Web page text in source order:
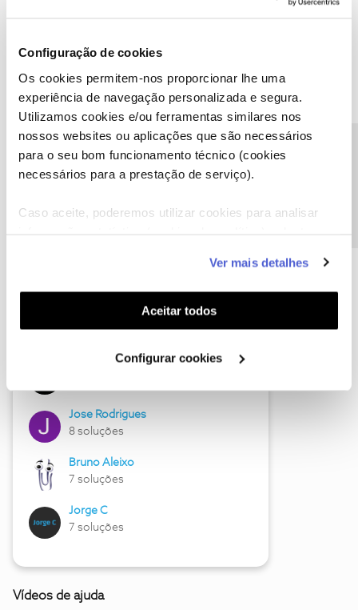
Configuração de cookies
Os cookies permitem-nos proporcionar lhe uma
experiência de navegação personalizada e segura.
Utilizamos cookies e/ou ferramentas similares nos
nossos websites ou aplicações que são necessários
para o seu bom funcionamento técnico (cookies
necessários para a prestação de serviço).
Caso aceite, poderemos utilizar cookies para analisar
funcionalidades (cookies de personalização e
funcionalidade) e adaptar anúncios aos seus interesses
(cookies de publicidade personalizada). Pode gerir a
utilização dos cookies clicando em "Configurar
Ver mais detalhes
Aceitar todos
Configurar cookies
Descubra as novidades de junho
Hall of Fame de junho
Jose Rodrigues
8 soluções
Bruno Aleixo
7 soluções
Jorge C
7 soluções
Vídeos de ajuda